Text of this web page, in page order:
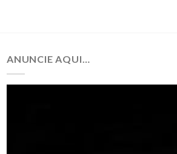
ANUNCIE AQUI…